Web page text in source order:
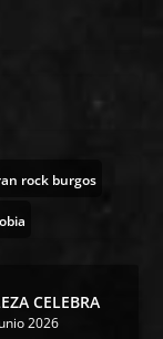
rock burgos
CELEBRA
2026